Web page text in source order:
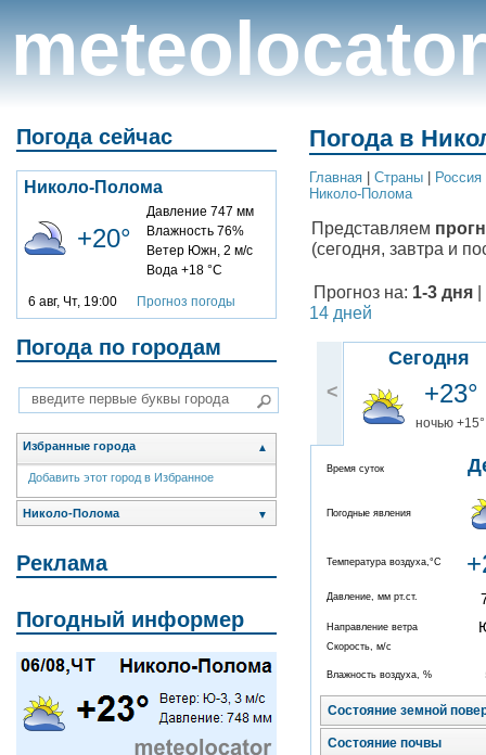
meteolocator
Погода сейчас
Николо-Полома
+20°
Давление 747 мм
Влажность 76%
Ветер Южн, 2 м/с
Вода +18 °C
6 авг, Чт, 19:00 Прогноз погоды
Погода по городам
Избранные города ▲
Добавить этот город в Избранное
Николо-Полома ▼
Реклама
Погодный информер
Погода в
Главная Cтраны Россия
Николо-Полома
Представляем
(сегодня, завтра и
Прогноз на: 1-3 дня
14 дней
<
Сегодня
+23°
ночью +15°
Время суток
Погодные явления
Температура воздуха,°C
Давление, мм рт.ст.
Направление ветра
Скорость, м/с
Влажность воздуха, %
Состояние земной
Состояние почвы